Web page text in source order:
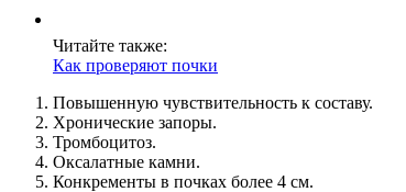
Читайте также:
Как проверяют почки
Повышенную чувствительность к составу.
Хронические запоры.
Тромбоцитоз.
Оксалатные камни.
Конкременты в почках более 4 см.